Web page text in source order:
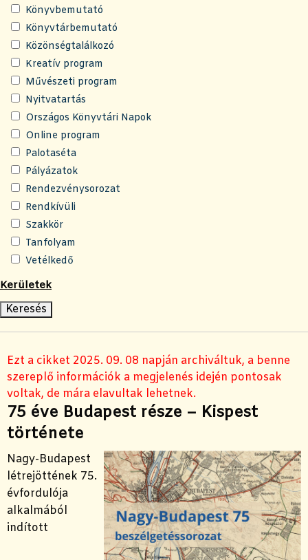
Könyvbemutató
Könyvtárbemutató
Közönségtalálkozó
Kreatív program
Művészeti program
Nyitvatartás
Országos Könyvtári Napok
Online program
Palotaséta
Pályázatok
Rendezvénysorozat
Rendkívüli
Szakkör
Tanfolyam
Vetélkedő
Kerületek
Ezt a cikket 2025. 09. 08 napján archiváltuk, a benne
szereplő információk a megjelenés idején pontosak
voltak, de mára elavultak lehetnek.
75 éve Budapest része – Kispest
története
Nagy-Budapest
létrejöttének 75.
évfordulója
alkalmából
indított